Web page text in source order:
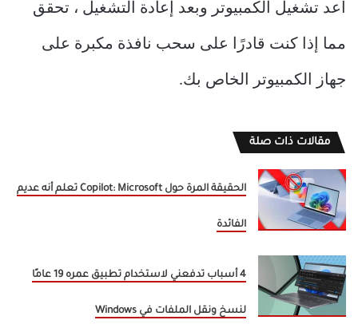
أعد تشغيل الكمبيوتر وبعد إعادة التشغيل ، تحقق
مما إذا كنت قادرًا على سحب نافذة مكبرة على
جهاز الكمبيوتر الخاص بك.
مقالات ذات صلة
الحقيقة المرة حول Copilot: Microsoft تعلم أنه عديم
الفائدة
4 أسباب تدفعني لاستخدام تطبيق عمره 19 عامًا
لنسخ ونقل الملفات في Windows